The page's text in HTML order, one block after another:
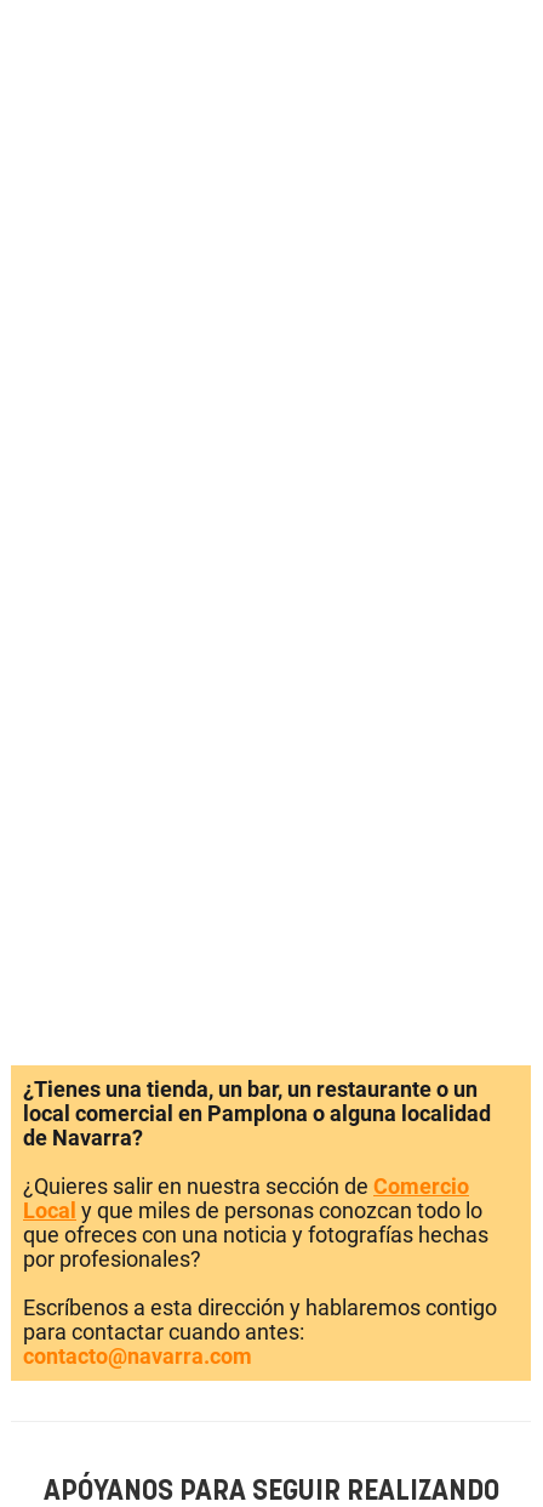
¿Tienes una tienda, un bar, un restaurante o un
local comercial en Pamplona o alguna localidad
de Navarra?
¿Quieres salir en nuestra sección de Comercio
Local y que miles de personas conozcan todo lo
que ofreces con una noticia y fotografías hechas
por profesionales?
Escríbenos a esta dirección y hablaremos contigo
para contactar cuando antes:
contacto@navarra.com
APÓYANOS PARA SEGUIR REALIZANDO